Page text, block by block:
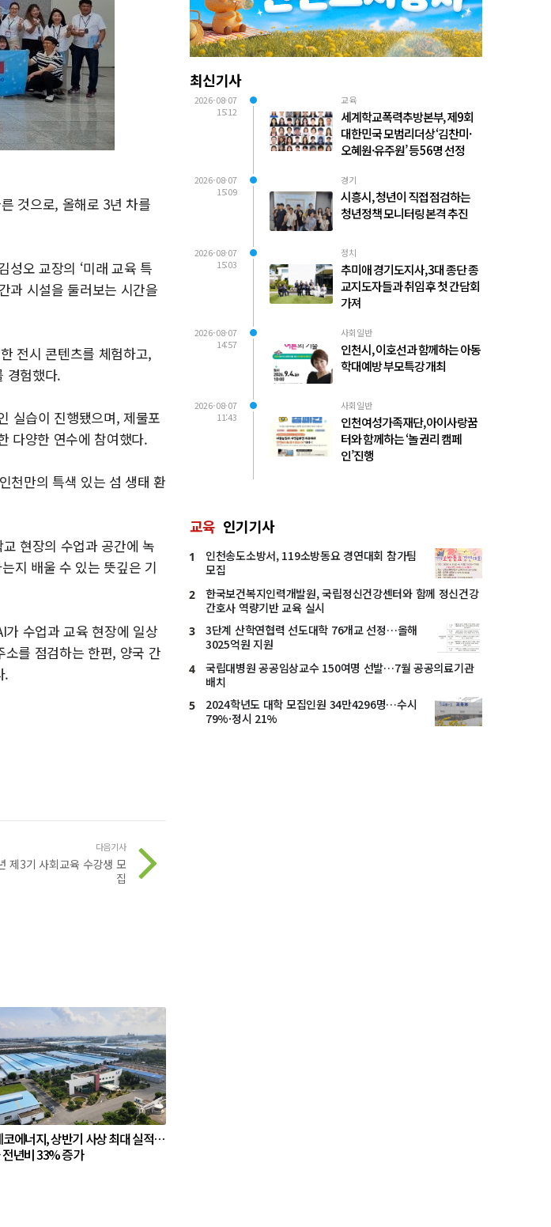
것으로, 올해로 3년 차를
성오 교장의 ‘미래 교육 특
과 시설을 둘러보는 시간을
전시 콘텐츠를 체험하고,
경험했다.
실습이 진행됐으며, 제물포
다양한 연수에 참여했다.
천만의 특색 있는 섬 생태 환
현장의 수업과 공간에 녹
지 배울 수 있는 뜻깊은 기
가 수업과 교육 현장에 일상
를 점검하는 한편, 양국 간
.
다음기사
제3기 사회교육 수강생 모
집
코에너지, 상반기 사상 최대 실적…
년비 33% 증가
최신기사
2026-08-07
15:12
교육
세계학교폭력추방본부, 제9회
대한민국 모범리더상 ‘김찬미·
오혜원·유주원’ 등 56명 선정
2026-08-07
15:09
경기
시흥시, 청년이 직접 점검하는
청년정책 모니터링 본격 추진
2026-08-07
15:03
정치
추미애 경기도지사, 3대 종단 종
교지도자들과 취임 후 첫 간담회
가져
2026-08-07
14:57
사회일반
인천시, 이호선과 함께하는 아동
학대예방 부모특강 개최
2026-08-07
11:43
사회일반
인천여성가족재단, 아이사랑꿈
터와 함께하는 ‘놀 권리 캠페
인’진행
교육 인기기사
1
인천송도소방서, 119소방동요 경연대회 참가팀
모집
2
한국보건복지인력개발원, 국립정신건강센터와 함께 정신건강
간호사 역량기반 교육 실시
3
3단계 산학연협력 선도대학 76개교 선정…올해
3025억원 지원
4
국립대병원 공공임상교수 150여명 선발…7월 공공의료기관
배치
5
2024학년도 대학 모집인원 34만4296명…수시
79%·정시 21%